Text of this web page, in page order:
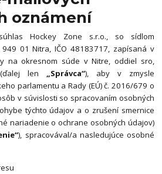
oznámení
Hockey Zone s.r.o., so sídlom
01 Nitra, IČO 48183717, zapísaná v
na okresnom súde v Nitre, oddiel sro,
len „Správca“), aby v zmysle
parlamentu a Rady (EÚ) č. 2016/679 o
v súvislosti so spracovaním osobných
týchto údajov a o zrušení smernice
nariadenie o ochrane osobných údajov)
), spracovával/a nasledujúce osobné